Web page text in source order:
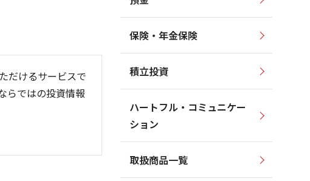
来高(千)
出来高(千)
だけるサービスで
らではの投資情報
保険・年金保険
積立投資
ハートフル・コミュニケー
ション
取扱商品一覧